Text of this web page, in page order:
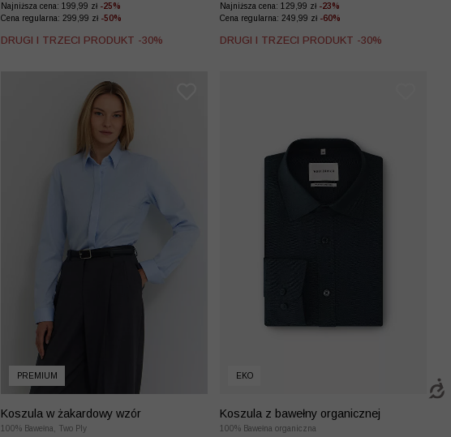
Najniższa cena: 199,99 zł -25%
Cena regularna: 299,99 zł -50%
DRUGI I TRZECI PRODUKT -30%
Najniższa cena: 129,99 zł -23%
Cena regularna: 249,99 zł -60%
DRUGI I TRZECI PRODUKT -30%
PREMIUM
Koszula w żakardowy wzór
100% Bawełna, Two Ply
EKO
Koszula z bawełny organicznej
100% Bawełna organiczna